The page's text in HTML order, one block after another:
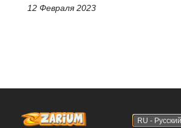
12 Февраля 2023
RU - Русский